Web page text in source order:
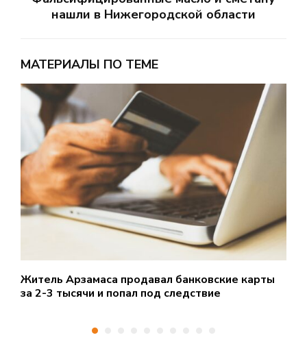
нашли в Нижегородской области
МАТЕРИАЛЫ ПО ТЕМЕ
Житель Арзамаса продавал банковские карты
за 2-3 тысячи и попал под следствие